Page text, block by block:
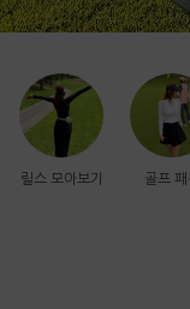
릴스 모아보기 골프 패